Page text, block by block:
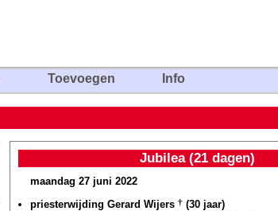
Toevoegen Info
Jubilea (21 dagen)
maandag 27 juni 2022
priesterwijding Gerard Wijers † (30 jaar)